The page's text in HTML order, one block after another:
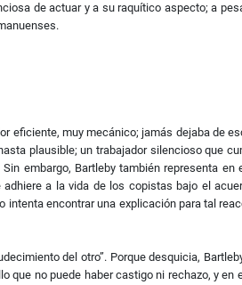
de actuar y a su raquítico aspecto; a
eficiente, muy mecánico; jamás dejaba de
plausible; un trabajador silencioso que
embargo, Bartleby también representa
a la vida de los copistas bajo el
encontrar una explicación para tal
del otro”. Porque desquicia,
que no puede haber castigo ni rechazo, y